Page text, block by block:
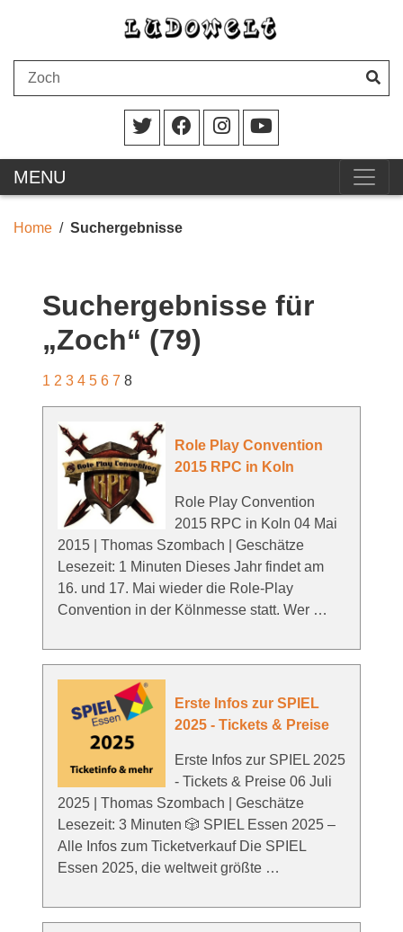
MENU
Home Suchergebnisse
Suchergebnisse für
„Zoch“ (79)
1 2 3 4 5 6 7 8
Role Play Convention
2015 RPC in Koln
Role Play Convention
2015 RPC in Koln 04 Mai
2015 | Thomas Szombach | Geschätze
Lesezeit: 1 Minuten Dieses Jahr findet am
16. und 17. Mai wieder die Role-Play
Convention in der Kölnmesse statt. Wer …
Erste Infos zur SPIEL
2025 - Tickets & Preise
Erste Infos zur SPIEL 2025
- Tickets & Preise 06 Juli
2025 | Thomas Szombach | Geschätze
Lesezeit: 3 Minuten 🎲 SPIEL Essen 2025 –
Alle Infos zum Ticketverkauf Die SPIEL
Essen 2025, die weltweit größte …